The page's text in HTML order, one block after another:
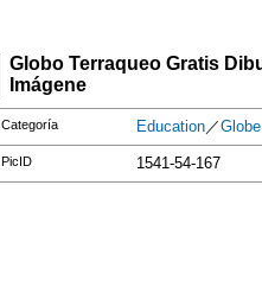
Globo Terraqueo Gratis
Imágene
Categoría Education／Globe
PicID 1541-54-167